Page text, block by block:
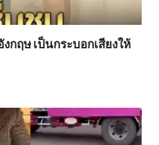
กฤษ เป็นกระบอกเสียงให้